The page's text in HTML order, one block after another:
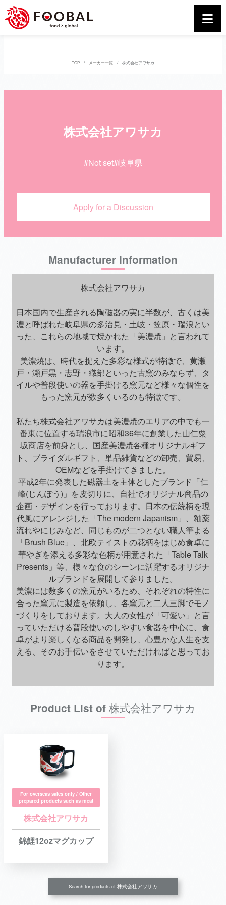
TOP メーカー一覧 株式会社アワサカ
株式会社アワサカ
#Not set#岐阜県
Apply for a Discussion
Manufacturer Information
株式会社アワサカ
日本国内で生産される陶磁器の実に半数が、古くは美
濃と呼ばれた岐阜県の多治見・土岐・笠原・瑞浪とい
った、これらの地域で焼かれた「美濃焼」と言われて
います。
美濃焼は、時代を捉えた多彩な様式が特徴で、黄瀬
戸・瀬戸黒・志野・織部といった古窯のみならず、タ
イルや普段使いの器を手掛ける窯元など様々な個性を
もった窯元が数多くいるのも特徴です。
私たち株式会社アワサカは美濃焼のエリアの中でも一
番東に位置する瑞浪市に昭和36年に創業した山仁粟
坂商店を前身とし、国産美濃焼各種オリジナルギフ
ト、ブライダルギフト、単品雑貨などの卸売、貿易、
OEMなどを手掛けてきました。
平成2年に発表した磁器土を主体としたブランド「仁
峰(じんぽう)」を皮切りに、自社でオリジナル商品の
企画・デザインを行っております。日本の伝統柄を現
代風にアレンジした「The modern Japanism」、釉薬
流れやにじみなど、同じものが二つとない職人筆よる
「Brush Blue」、北欧テイストの花柄をはじめ食卓に
華やぎを添える多彩な色柄が用意された「Table Talk
Presents」等、様々な食のシーンに活躍するオリジナ
ルブランドを展開して参りました。
美濃には数多くの窯元がいるため、それぞれの特性に
合った窯元に製造を依頼し、各窯元と二人三脚でモノ
づくりをしております。大人の女性が「可愛い」と言
っていただける普段使いのしやすい食器を中心に、食
卓がより楽しくなる商品を開発し、心豊かな人生を支
える、そのお手伝いをさせていただければと思ってお
ります。
Product List of 株式会社アワサカ
For overseas sales only / Other
prepared products such as meat
株式会社アワサカ
錦鯉12ozマグカップ
Search for products of 株式会社アワサカ